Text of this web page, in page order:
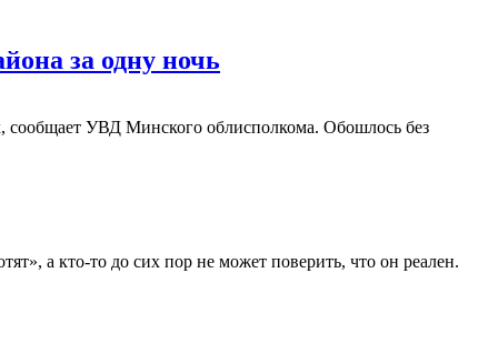
за одну ночь
сообщает УВД Минского облисполкома. Обошлось без
а кто-то до сих пор не может поверить, что он реален.